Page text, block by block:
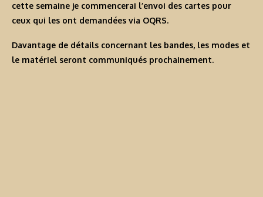
cette semaine je commencerai l’envoi des cartes pour
ceux qui les ont demandées via OQRS.
Davantage de détails concernant les bandes, les modes et
le matériel seront communiqués prochainement.